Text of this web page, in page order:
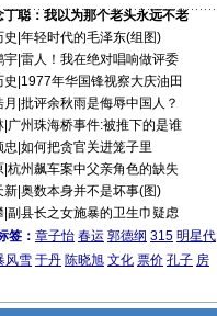
丁聪：我以为那个老头永远不老
史 年轻时代的毛泽东(组图)
宇| 雷人！我在绝对唱响做评委
史 1977年华国锋视察大庆油田
批评余秋雨是侮辱中国人？
| 广州珠海桥事件:被推下的是谁
忠 如何把贪官关进笼子里
| 杭州飙车案中父亲角色的缺失
新| 奥数本身并不是坏事(图)
| 副县长之女施暴的卫生巾疑虑
签： 章子怡 春运 郭德纲 315 明星代
风雪 于丹 陈晓旭 文化 票价 孔子 房